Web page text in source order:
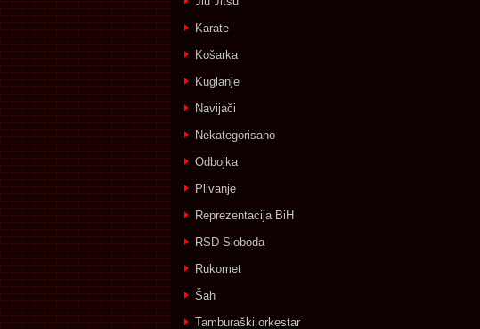
Karate
Košarka
Kuglanje
Navijači
Nekategorisano
Odbojka
Plivanje
Reprezentacija BiH
RSD Sloboda
Rukomet
Šah
Tamburaški orkestar